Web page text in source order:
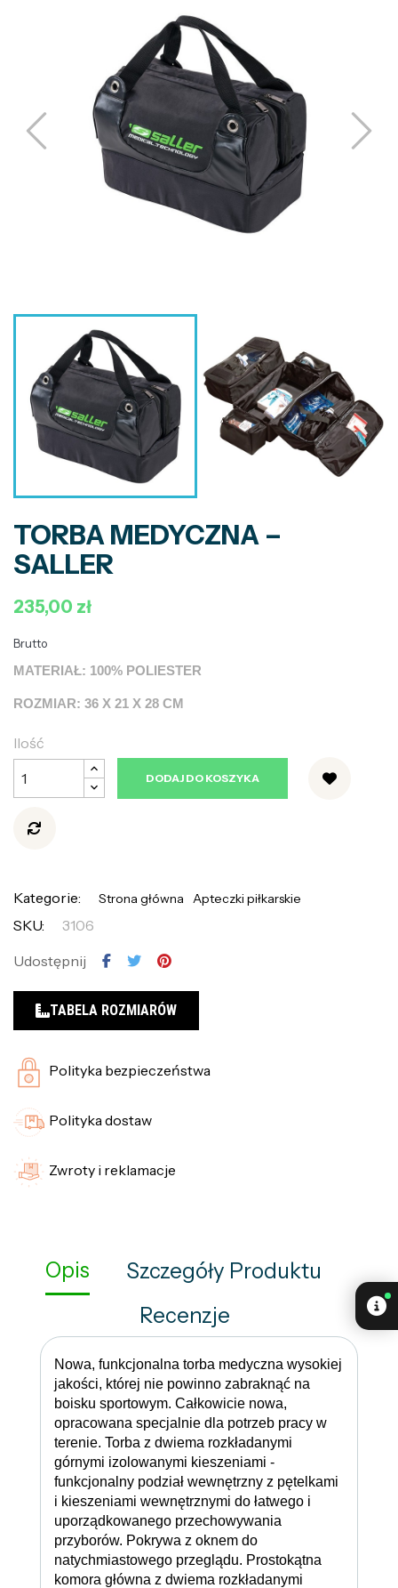
TORBA MEDYCZNA –
SALLER
235,00 zł
Brutto
MATERIAŁ: 100% POLIESTER
ROZMIAR: 36 X 21 X 28 CM
Ilość
DODAJ DO KOSZYKA
Kategorie: Strona główna Apteczki piłkarskie
SKU:
3106
Udostępnij
TABELA ROZMIARÓW
Polityka bezpieczeństwa
Polityka dostaw
Zwroty i reklamacje
Opis
Szczegóły Produktu
Recenzje
Nowa, funkcjonalna torba medyczna wysokiej
jakości, której nie powinno zabraknąć na
boisku sportowym. Całkowicie nowa,
opracowana specjalnie dla potrzeb pracy w
terenie. Torba z dwiema rozkładanymi
górnymi izolowanymi kieszeniami -
funkcjonalny podział wewnętrzny z pętelkami
i kieszeniami wewnętrznymi do łatwego i
uporządkowanego przechowywania
przyborów. Pokrywa z oknem do
natychmiastowego przeglądu. Prostokątna
komora główna z dwiema rozkładanymi